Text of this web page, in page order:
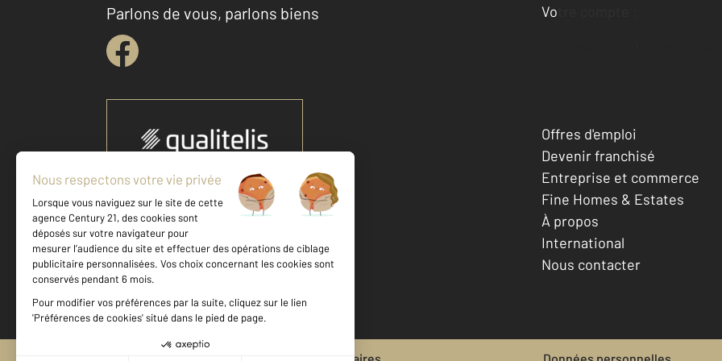
Parlons de vous, parlons biens
Votre compte :
Accéder à mon compte
Votre agence est notée
Achat
Vente
9,5/10
Offres d'emploi
Devenir franchisé
Entreprise et commerce
Fine Homes & Estates
À propos
International
Nous contacter